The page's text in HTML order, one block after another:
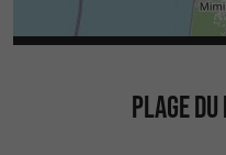
PLAGE